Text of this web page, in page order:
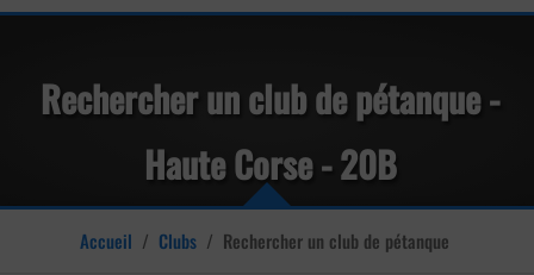
Rechercher un club de pétanque -
Haute Corse - 20B
Accueil / Clubs / Rechercher un club de pétanque